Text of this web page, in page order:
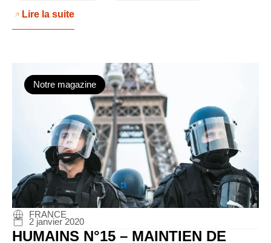
Lire la suite
Notre magazine
FRANCE
2 janvier 2020
HUMAINS N°15 – MAINTIEN DE